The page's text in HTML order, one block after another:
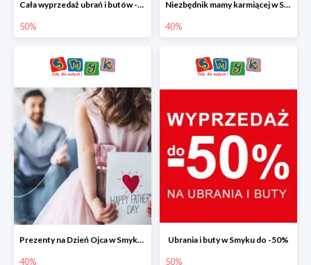
Cała wyprzedaż ubrań i butów -50%
50%
Niezbędnik mamy karmiącej w Smyku do -40%
40%
Prezenty na Dzień Ojca w Smyku do -40%
40%
Ubrania i buty w Smyku do -50%
50%